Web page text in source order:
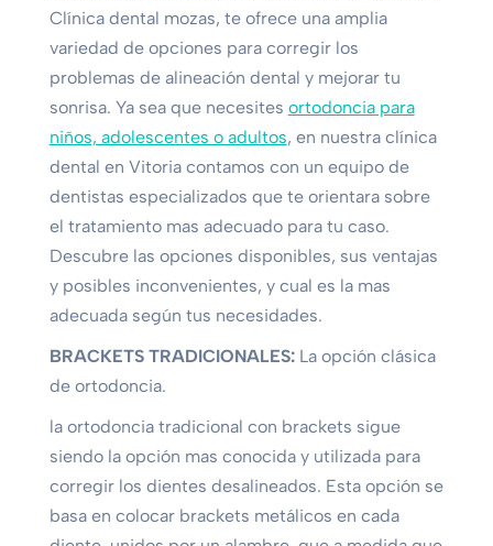
Clínica dental mozas, te ofrece una amplia
variedad de opciones para corregir los
problemas de alineación dental y mejorar tu
sonrisa. Ya sea que necesites ortodoncia para
niños, adolescentes o adultos, en nuestra clínica
dental en Vitoria contamos con un equipo de
dentistas especializados que te orientara sobre
el tratamiento mas adecuado para tu caso.
Descubre las opciones disponibles, sus ventajas
y posibles inconvenientes, y cual es la mas
adecuada según tus necesidades.
BRACKETS TRADICIONALES: La opción clásica
de ortodoncia.
la ortodoncia tradicional con brackets sigue
siendo la opción mas conocida y utilizada para
corregir los dientes desalineados. Esta opción se
basa en colocar brackets metálicos en cada